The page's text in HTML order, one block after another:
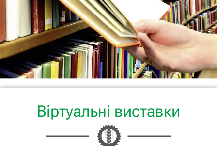
Віртуальні виставки